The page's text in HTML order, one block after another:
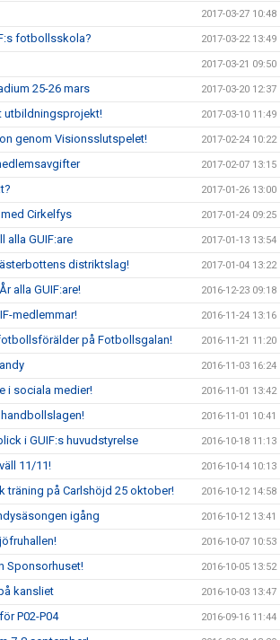
2017-03-27 10:48
fotbollsskola? 2017-03-22 13:49
2017-03-21 09:50
25-26 mars 2017-03-20 12:37
utbildningsprojekt! 2017-03-10 11:49
genom Visionsslutspelet! 2017-02-24 10:22
2017-02-07 13:15
2017-01-26 13:00
Cirkelfys 2017-01-24 09:25
alla GUIF:are 2017-01-13 13:54
distriktslag! 2017-01-04 13:22
alla GUIF:are! 2016-12-23 09:18
medlemmar! 2016-11-24 13:16
på Fotbollsgalan! 2016-11-21 11:20
2016-11-03 16:24
i sociala medier! 2016-11-01 13:42
2016-11-01 10:41
i GUIF:s huvudstyrelse 2016-10-18 11:13
11/11! 2016-10-14 10:13
träning på Carlshöjd 25 oktober! 2016-10-12 14:58
igång 2016-10-12 13:41
2016-10-07 10:53
Sponsorhuset! 2016-10-05 13:52
kansliet 2016-10-03 13:47
P02-P04 2016-09-16 11:44